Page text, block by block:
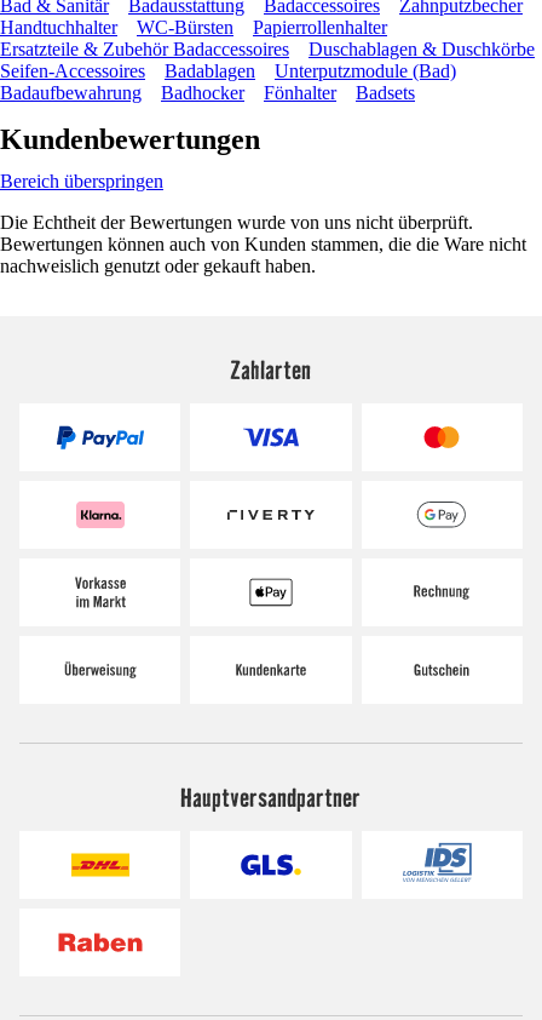
Bad & Sanitär Badausstattung Badaccessoires
Zahnputzbecher
Handtuchhalter
WC-Bürsten
Papierrollenhalter
Ersatzteile & Zubehör Badaccessoires
Duschablagen & Duschkörbe
Seifen-Accessoires
Badablagen
Unterputzmodule (Bad)
Badaufbewahrung
Badhocker Fönhalter Badsets
Kundenbewertungen
Bereich überspringen
Die Echtheit der Bewertungen wurde von uns nicht überprüft.
Bewertungen können auch von Kunden stammen, die die Ware nicht
nachweislich genutzt oder gekauft haben.
Zahlarten
Hauptversandpartner